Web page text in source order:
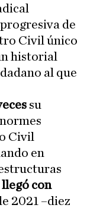
de
Civil único
historial
al que
su
Civil
en
con
2021 –diez